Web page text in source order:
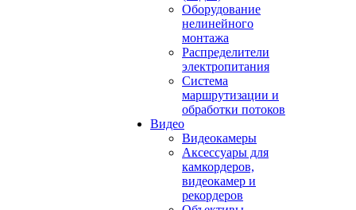
Оборудование
нелинейного
монтажа
Распределители
электропитания
Система
маршрутизации и
обработки потоков
Видео
Видеокамеры
Аксессуары для
камкордеров,
видеокамер и
рекордеров